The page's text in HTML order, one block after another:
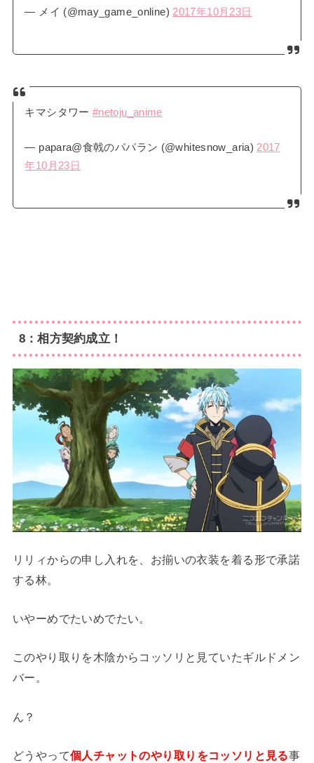
— メイ (@may_game_online) 2017年10月23日
キマシタワー #netoju_anime
— papara@食戟のパパラン (@whitesnow_aria) 2017
年10月23日
8：相方契約成立！
リリィからの申し入れを、お揃いの衣装を着る形で承諾
する林。
いやーめでたいめでたい。
このやり取りを木陰からコッソリと見ていたギルドメン
バー。
ん？
どうやって個人チャットのやり取りをコッソリと見る事